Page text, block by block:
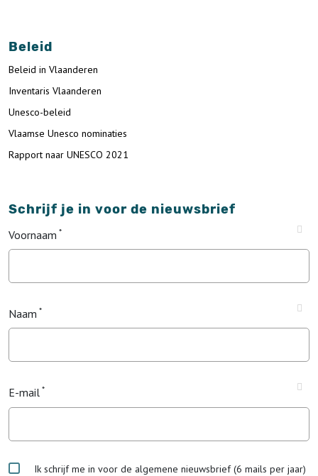
Beleid
Beleid in Vlaanderen
Inventaris Vlaanderen
Unesco-beleid
Vlaamse Unesco nominaties
Rapport naar UNESCO 2021
Schrijf je in voor de nieuwsbrief
Voornaam
Naam
E-mail
Ik schrijf me in voor de algemene nieuwsbrief (6 mails per jaar)